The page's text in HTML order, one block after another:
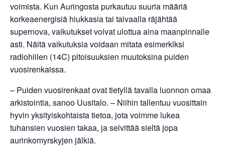
voimista. Kun Auringosta purkautuu suuria määriä
korkeaenergisiä hiukkasia tai taivaalla räjähtää
supernova, vaikutukset voivat ulottua aina maanpinnalle
asti. Näitä vaikutuksia voidaan mitata esimerkiksi
radiohiilen (14C) pitoisuuksien muutoksina puiden
vuosirenkaissa.
– Puiden vuosirenkaat ovat tietyllä tavalla luonnon omaa
arkistointia, sanoo Uusitalo. – Niihin tallentuu vuosittain
hyvin yksityiskohtaista tietoa, jota voimme lukea
tuhansien vuosien takaa, ja selvittää sieltä jopa
aurinkomyrskyjen jälkiä.